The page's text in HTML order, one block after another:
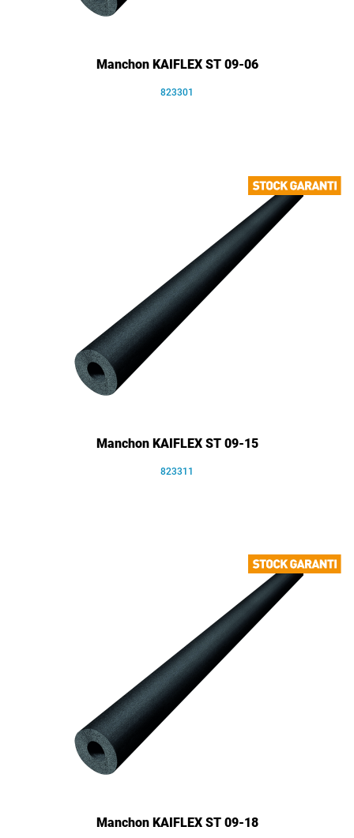
Manchon KAIFLEX ST 09-06
823301
Manchon KAIFLEX ST 09-15
823311
Manchon KAIFLEX ST 09-18